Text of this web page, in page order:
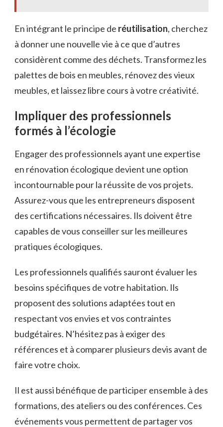
En intégrant le principe de réutilisation, cherchez
à donner une nouvelle vie à ce que d’autres
considèrent comme des déchets. Transformez les
palettes de bois en meubles, rénovez des vieux
meubles, et laissez libre cours à votre créativité.
Impliquer des professionnels
formés à l’écologie
Engager des professionnels ayant une expertise
en rénovation écologique devient une option
incontournable pour la réussite de vos projets.
Assurez-vous que les entrepreneurs disposent
des certifications nécessaires. Ils doivent être
capables de vous conseiller sur les meilleures
pratiques écologiques.
Les professionnels qualifiés sauront évaluer les
besoins spécifiques de votre habitation. Ils
proposent des solutions adaptées tout en
respectant vos envies et vos contraintes
budgétaires. N’hésitez pas à exiger des
références et à comparer plusieurs devis avant de
faire votre choix.
Il est aussi bénéfique de participer ensemble à des
formations, des ateliers ou des conférences. Ces
événements vous permettent de partager vos